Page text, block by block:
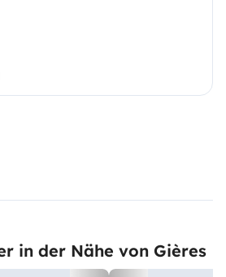
in der Nähe von Gières